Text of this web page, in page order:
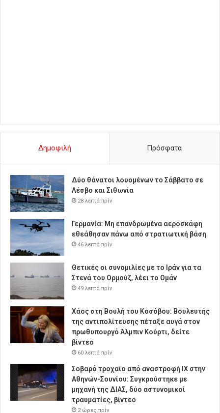
Δημοφιλή Πρόσφατα
Δύο θάνατοι λουομένων το Σάββατο σε
Λέσβο και Σιθωνία
28 λεπτά πρίν
Γερμανία: Μη επανδρωμένα αεροσκάφη
εθεάθησαν πάνω από στρατιωτική βάση
46 λεπτά πρίν
Θετικές οι συνομιλίες με το Ιράν για τα
Στενά του Ορμούζ, λέει το Ομάν
49 λεπτά πρίν
Χάος στη Βουλή του Κοσόβου: Βουλευτής
της αντιπολίτευσης πέταξε αυγά στον
πρωθυπουργό Άλμπιν Κούρτι, δείτε
βίντεο
60 λεπτά πρίν
Σοβαρό τροχαίο από αναστροφή ΙΧ στην
Αθηνών-Σουνίου: Συγκρούστηκε με
μηχανή της ΔΙΑΣ, δύο αστυνομικοί
τραυματίες, βίντεο
2 ώρες πρίν